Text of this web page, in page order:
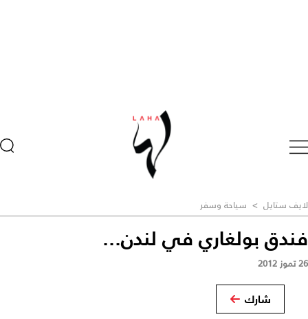
لايف ستايل > سياحة وسفر
فندق بولغاري في لندن...
26 تموز 2012
شارك